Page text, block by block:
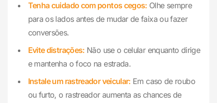
Tenha cuidado com pontos cegos: Olhe sempre
para os lados antes de mudar de faixa ou fazer
conversões.
Evite distrações: Não use o celular enquanto dirige
e mantenha o foco na estrada.
Instale um rastreador veicular: Em caso de roubo
ou furto, o rastreador aumenta as chances de